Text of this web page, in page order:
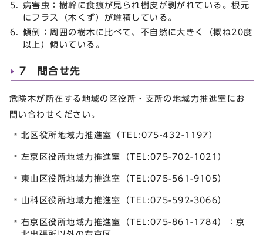
病害虫：樹幹に食痕が見られ樹皮が剥がれている。根元
にフラス（木くず）が堆積している。
傾倒：周囲の樹木に比べて、不自然に大きく（概ね20度
以上）傾いている。
7 問合せ先
危険木が所在する地域の区役所・支所の地域力推進室にお
問い合わせください。
北区役所地域力推進室（TEL:075-432-1197）
左京区役所地域力推進室（TEL:075-702-1021）
東山区役所地域力推進室（TEL:075-561-9105）
山科区役所地域力推進室（TEL:075-592-3066）
右京区役所地域力推進室（TEL:075-861-1784）：京